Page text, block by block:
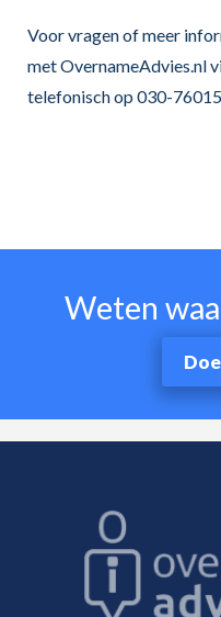
Voor vragen of meer
met OvernameAdvies.nl
telefonisch op 030-
Weten